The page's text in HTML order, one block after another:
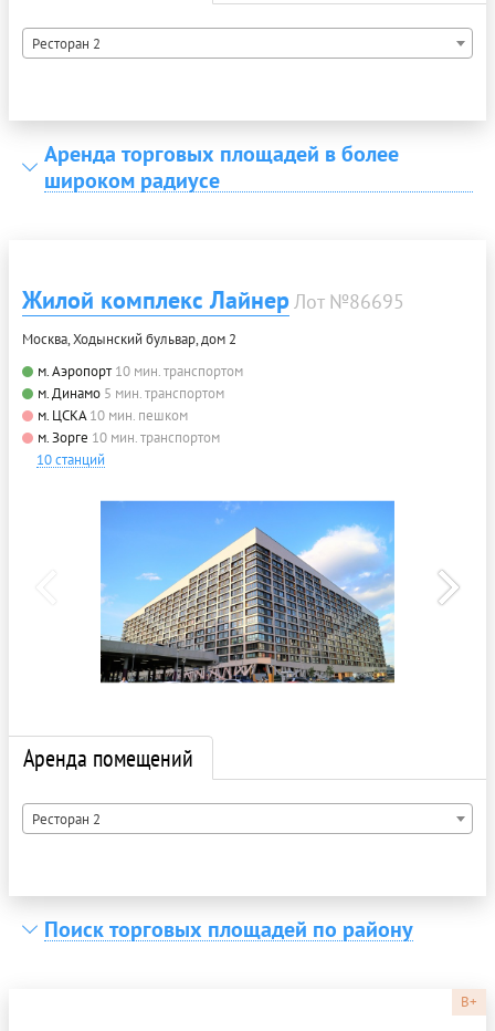
Ресторан 2
Аренда торговых площадей в более
широком радиусе
Жилой комплекс ЛайнерЛот №86695
Москва, Ходынский бульвар, дом 2
м. Аэропорт 10 мин. транспортом
м. Динамо 5 мин. транспортом
м. ЦСКА 10 мин. пешком
м. Зорге 10 мин. транспортом
10 станций
Аренда помещений
Ресторан 2
Поиск торговых площадей по району
B+